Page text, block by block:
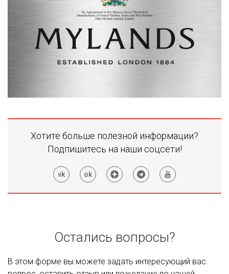
Хотите больше полезной информации?
Подпишитесь на наши соцсети!
Остались вопросы?
В этом форме вы можете задать интересующий вас